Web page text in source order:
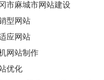
市麻城市网站建设
型网站
应网站
网站制作
优化